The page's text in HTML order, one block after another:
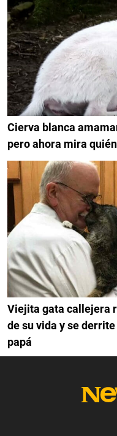
Cierva blanca
pero ahora mira
Viejita gata callejera
de su vida y se
papá